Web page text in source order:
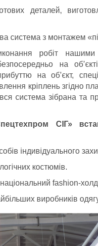
деталей,
система з монтажем
робіт нашими
на
на об’єкт,
кріплень згідно
система зібрана та
СІГ»
індивідуального
костюмів.
fashion-
виробників одягу